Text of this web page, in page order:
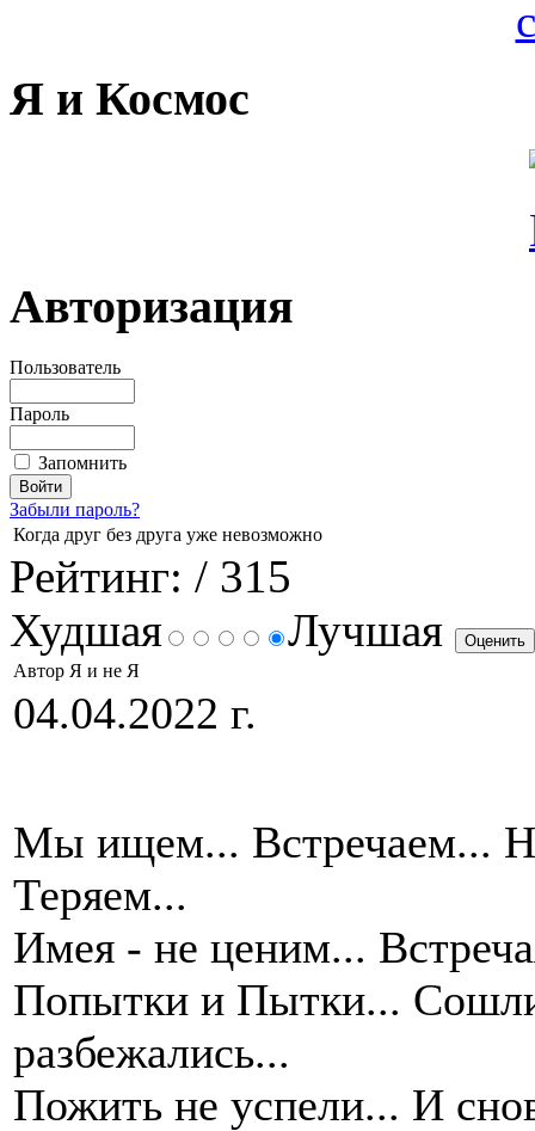
Я и Космос
Авторизация
Пользователь
Пароль
Запомнить
Забыли пароль?
Когда друг без друга уже невозможно
Рейтинг: / 315
Худшая
Лучшая
Автор Я и не Я
04.04.2022 г.
Мы ищем... Встречаем...
Теряем...
Имея - не ценим...
Попытки и Пытки...
разбежались...
Пожить не успели... И